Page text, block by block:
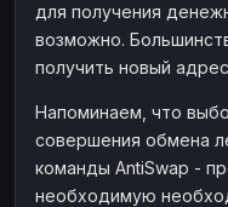
для получения
возможно.
получить новый
Напоминаем, что
совершения обмена
команды AntiSwap -
необходимую